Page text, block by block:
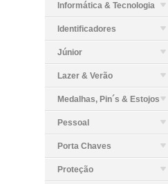
Informática & Tecnologia
Identificadores
Júnior
Lazer & Verão
Medalhas, Pin´s & Estojos
Pessoal
Porta Chaves
Proteção